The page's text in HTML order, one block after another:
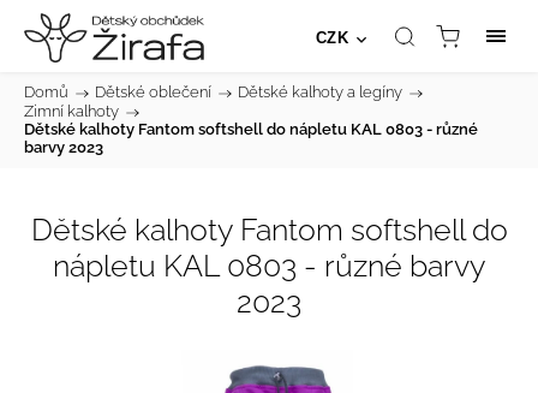
CZK
Domů / Dětské oblečení / Dětské kalhoty a legíny /
Zimní kalhoty /
Dětské kalhoty Fantom softshell do nápletu KAL 0803 - různé
barvy 2023
Dětské kalhoty Fantom softshell do
nápletu KAL 0803 - různé barvy
2023